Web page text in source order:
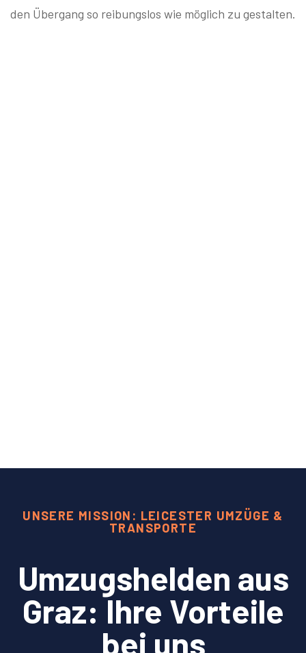
den Übergang so reibungslos wie möglich zu gestalten.
UNSERE MISSION: LEICESTER UMZÜGE &
TRANSPORTE
Umzugshelden aus
Graz: Ihre Vorteile
bei uns